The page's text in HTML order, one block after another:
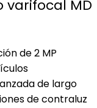
MD
de 2 MP
de largo
de contraluz